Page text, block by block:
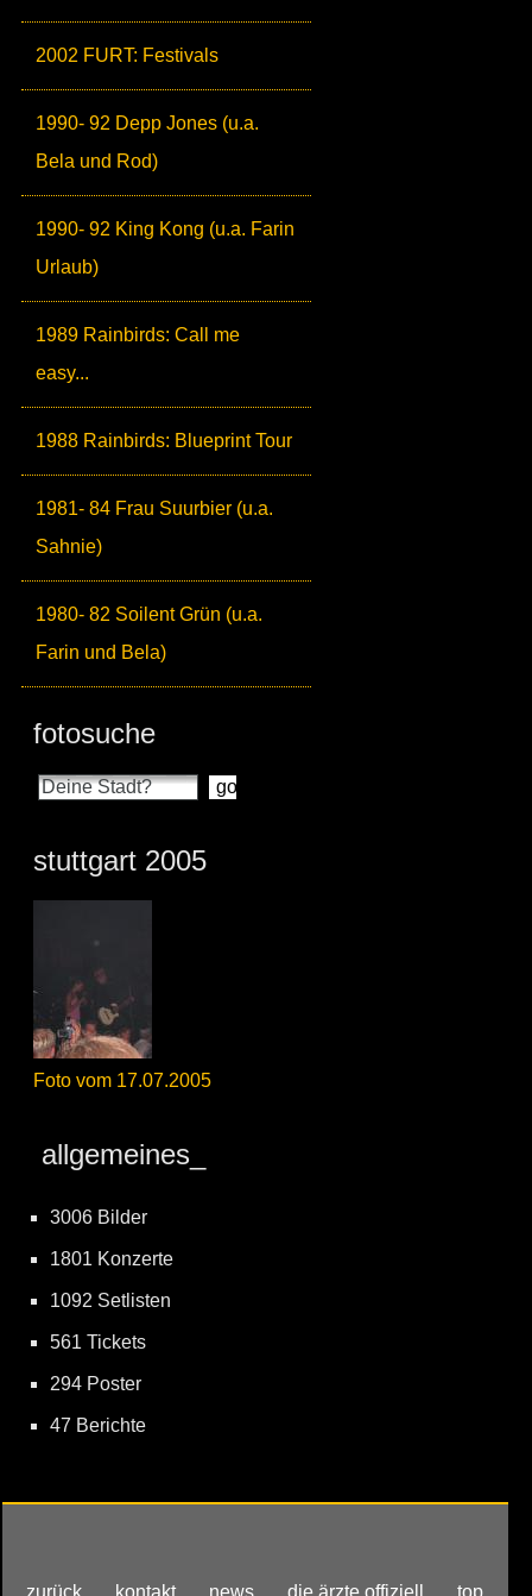
2002 FURT: Festivals
1990- 92 Depp Jones (u.a.
Bela und Rod)
1990- 92 King Kong (u.a. Farin
Urlaub)
1989 Rainbirds: Call me
easy...
1988 Rainbirds: Blueprint Tour
1981- 84 Frau Suurbier (u.a.
Sahnie)
1980- 82 Soilent Grün (u.a.
Farin und Bela)
fotosuche
stuttgart 2005
Foto vom 17.07.2005
allgemeines_
3006 Bilder
1801 Konzerte
1092 Setlisten
561 Tickets
294 Poster
47 Berichte